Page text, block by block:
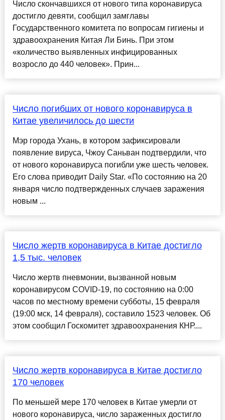
Число скончавшихся от нового типа коронавируса
достигло девяти, сообщил замглавы
Государственного комитета по вопросам гигиены и
здравоохранения Китая Ли Бинь. При этом
«количество выявленных инфицированных
возросло до 440 человек». Прин...
Число погибших от нового коронавируса в
Китае увеличилось до шести
Мэр города Ухань, в котором зафиксировали
появление вируса, Чжоу Саньван подтвердили, что
от нового коронавируса погибли уже шесть человек.
Его слова приводит Daily Star. «По состоянию на 20
января число подтвержденных случаев заражения
новым ...
Число жертв коронавируса в Китае достигло
1,5 тыс. человек
Число жертв пневмонии, вызванной новым
коронавирусом COVID-19, по состоянию на 0:00
часов по местному времени субботы, 15 февраля
(19:00 мск, 14 февраля), составило 1523 человек. Об
этом сообщил Госкомитет здравоохранения КНР....
Число жертв коронавируса в Китае достигло
170 человек
По меньшей мере 170 человек в Китае умерли от
нового коронавируса, число зараженных достигло